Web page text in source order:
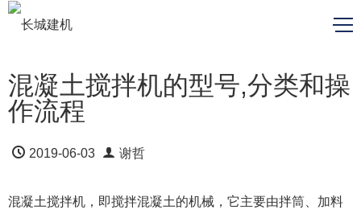
混凝土搅拌机的型号,分类和操
作流程
2019-06-03 谢哲
混凝土搅拌机，即搅拌混凝土的机械，它主要由拌筒、加料